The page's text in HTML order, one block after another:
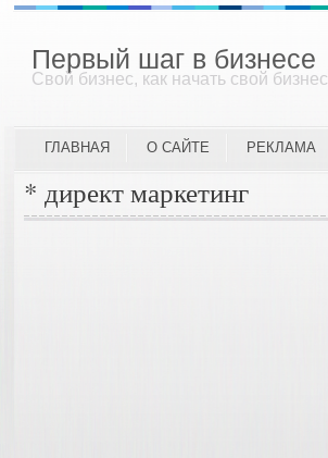
Первый шаг в бизнесе
Свой бизнес, как начать свой бизнес
ГЛАВНАЯ О САЙТЕ РЕКЛАМА
* директ маркетинг